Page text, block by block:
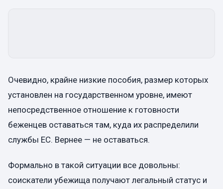
Очевидно, крайне низкие пособия, размер которых
установлен на государственном уровне, имеют
непосредственное отношение к готовности
беженцев оставаться там, куда их распределили
службы ЕС. Вернее — не оставаться.
Формально в такой ситуации все довольны:
соискатели убежища получают легальный статус и